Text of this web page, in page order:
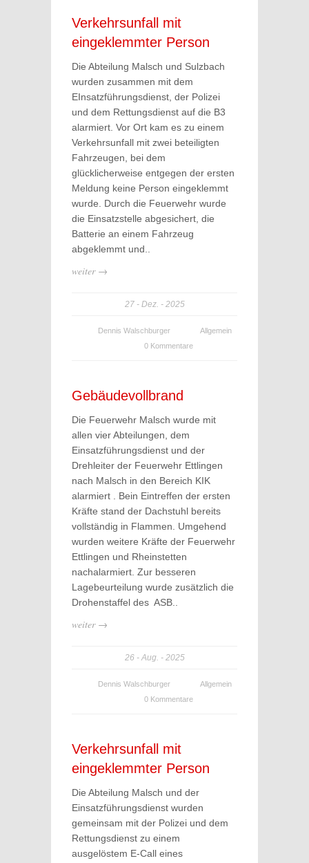
Verkehrsunfall mit
eingeklemmter Person
Die Abteilung Malsch und Sulzbach
wurden zusammen mit dem
EInsatzführungsdienst, der Polizei
und dem Rettungsdienst auf die B3
alarmiert. Vor Ort kam es zu einem
Verkehrsunfall mit zwei beteiligten
Fahrzeugen, bei dem
glücklicherweise entgegen der ersten
Meldung keine Person eingeklemmt
wurde. Durch die Feuerwehr wurde
die Einsatzstelle abgesichert, die
Batterie an einem Fahrzeug
abgeklemmt und..
weiter →
27 Dez. 2025
Dennis Walschburger
Allgemein
0 Kommentare
Gebäudevollbrand
Die Feuerwehr Malsch wurde mit
allen vier Abteilungen, dem
Einsatzführungsdienst und der
Drehleiter der Feuerwehr Ettlingen
nach Malsch in den Bereich KIK
alarmiert . Bein Eintreffen der ersten
Kräfte stand der Dachstuhl bereits
vollständig in Flammen. Umgehend
wurden weitere Kräfte der Feuerwehr
Ettlingen und Rheinstetten
nachalarmiert. Zur besseren
Lagebeurteilung wurde zusätzlich die
Drohenstaffel des ASB..
weiter →
26 Aug. 2025
Dennis Walschburger
Allgemein
0 Kommentare
Verkehrsunfall mit
eingeklemmter Person
Die Abteilung Malsch und der
Einsatzführungsdienst wurden
gemeinsam mit der Polizei und dem
Rettungsdienst zu einem
ausgelöstem E-Call eines